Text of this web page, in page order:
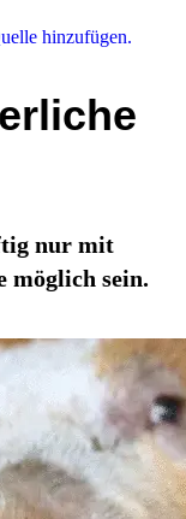
hinzufügen.
nur mit
möglich sein.